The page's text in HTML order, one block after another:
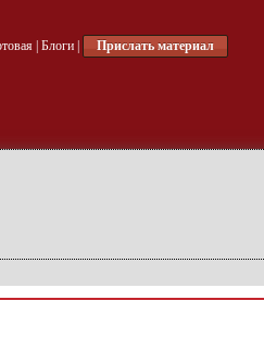
| Блоги| Прислать материал